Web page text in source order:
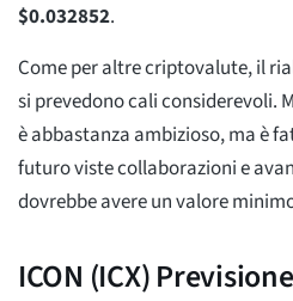
$0.032852.
Come per altre criptovalute, il
si prevedono cali considerevoli.
è abbastanza ambizioso, ma è
futuro viste collaborazioni e
dovrebbe avere un valore
ICON (ICX)